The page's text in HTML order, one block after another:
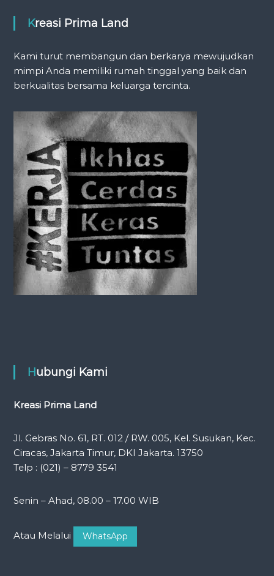
Kreasi Prima Land
Kami turut membangun dan berkarya mewujudkan
mimpi Anda memiliki rumah tinggal yang baik dan
berkualitas bersama keluarga tercinta.
Hubungi Kami
Kreasi Prima Land
Jl. Gebras No. 61, RT. 012 / RW. 005, Kel. Susukan, Kec.
Ciracas, Jakarta Timur, DKI Jakarta. 13750
Telp : (021) – 8779 3541
Senin – Ahad, 08.00 – 17.00 WIB
Atau Melalui WhatsApp